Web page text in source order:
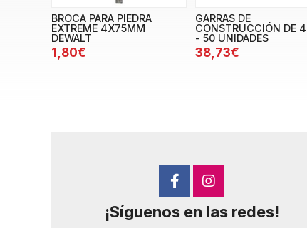
BROCA PARA PIEDRA
EXTREME 4X75MM
DEWALT
1,80€
GARRAS DE
CONSTRUCCIÓN DE
- 50 UNIDADES
38,73€
¡Síguenos en las redes!